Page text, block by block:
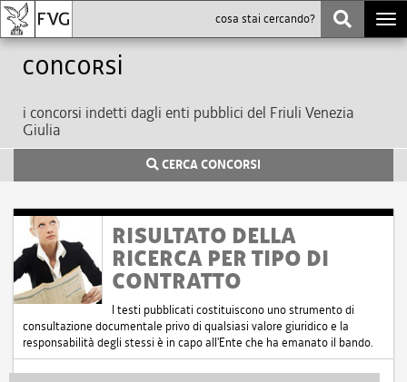
Concorsi
i concorsi indetti dagli enti pubblici del Friuli Venezia
Giulia
CERCA CONCORSI
RISULTATO DELLA
RICERCA PER TIPO DI
CONTRATTO
I testi pubblicati costituiscono uno strumento di
consultazione documentale privo di qualsiasi valore giuridico e la
responsabilità degli stessi è in capo all'Ente che ha emanato il bando.